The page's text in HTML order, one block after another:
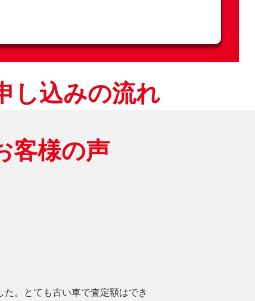
し込みの流れ
客様の声
。とても古い車で査定額はでき